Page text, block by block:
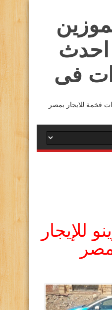
احدث
فى
فخمة للايجار بمصر
للإيجار